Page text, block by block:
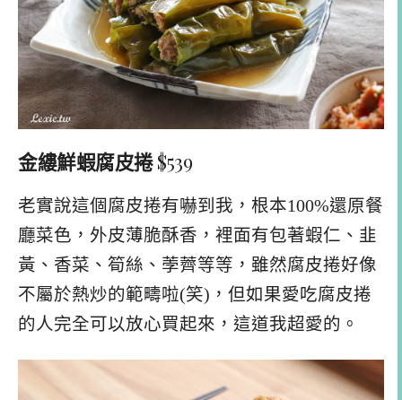
金縷鮮蝦腐皮捲$539
老實說這個腐皮捲有嚇到我，根本100%還原餐
廳菜色，外皮薄脆酥香，裡面有包著蝦仁、韭
黃、香菜、筍絲、荸薺等等，雖然腐皮捲好像
不屬於熱炒的範疇啦(笑)，但如果愛吃腐皮捲
的人完全可以放心買起來，這道我超愛的。